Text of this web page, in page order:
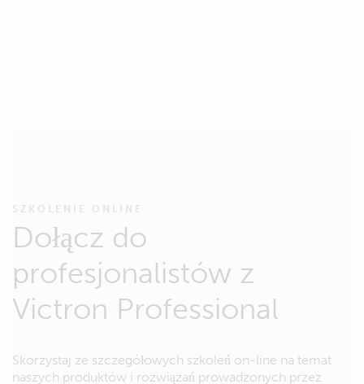
SZKOLENIE ONLINE
Dołącz do
profesjonalistów z
Victron Professional
Skorzystaj ze szczegółowych szkoleń on-line na temat
naszych produktów i rozwiązań prowadzonych przez